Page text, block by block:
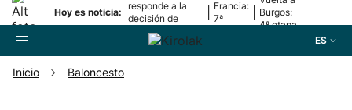
Hoy es noticia:
responde a la
decisión de
Oriamendi
Francia:
7ª
Burgos:
4ª etapa
ES
Inicio Baloncesto